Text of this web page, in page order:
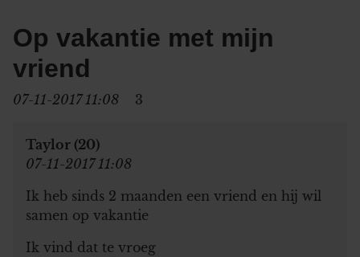
Op vakantie met mijn
vriend
07-11-2017 11:08 3
Taylor (20)
07-11-2017 11:08
Ik heb sinds 2 maanden een vriend en hij wil
samen op vakantie
Ik vind dat te vroeg